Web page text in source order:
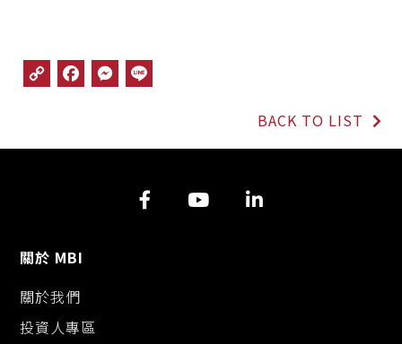
C
M
BACK TO LIST
關於 MBI
關於我們
投資人專區